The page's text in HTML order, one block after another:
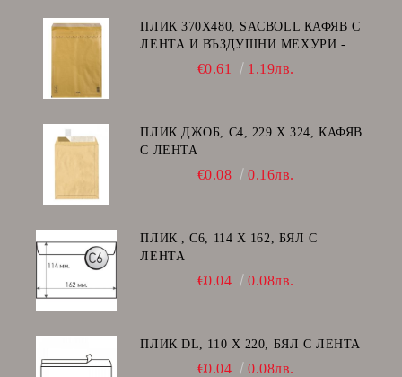
ПЛИК 370Х480, SACBOLL КАФЯВ С
ЛЕНТА И ВЪЗДУШНИ МЕХУРИ -
€0.61 1.19лв.
ПЛИК ДЖОБ, C4, 229 Х 324, КАФЯВ
С ЛЕНТА
€0.08 0.16лв.
ПЛИК , C6, 114 Х 162, БЯЛ С
ЛЕНТА
€0.04 0.08лв.
ПЛИК DL, 110 Х 220, БЯЛ С ЛЕНТА
€0.04 0.08лв.